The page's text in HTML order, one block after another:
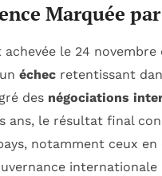
Marquée
achevée le 24
échec retentissant
des négociations
ans, le résultat final
notamment ceux en